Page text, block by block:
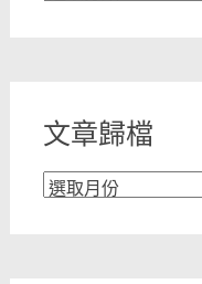
文章歸檔
文